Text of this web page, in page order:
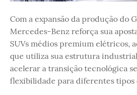
Com a expansão da produção do
Mercedes-Benz reforça sua
SUVs médios premium elétricos,
que utiliza sua estrutura
acelerar a transição tecnológica
flexibilidade para diferentes tipos